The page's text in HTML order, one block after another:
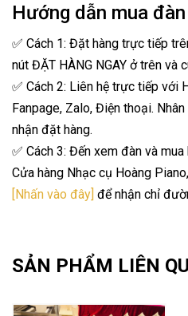
Hướng dẫn mua
✅ Cách 1: Đặt hàng trực tiếp
nút ĐẶT HÀNG NGAY ở trên và
✅ Cách 2: Liên hệ trực tiếp với
Fanpage, Zalo, Điện thoại.
nhận đặt hàng.
✅ Cách 3: Đến xem đàn và
Cửa hàng Nhạc cụ Hoàng
[Nhấn vào đây] để nhận chỉ
SẢN PHẨM LIÊN